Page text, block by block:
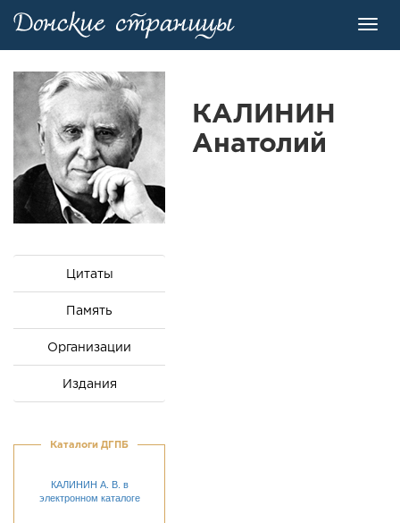
Цитаты
Память
Организации
Издания
Каталоги ДГПБ
КАЛИНИН А. В. в
электронном каталоге
КАЛИНИН
Анатолий